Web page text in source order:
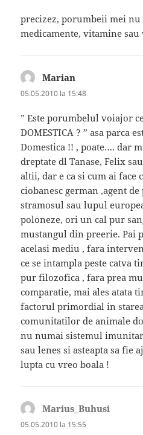
precizez, porumbeii mei
medicamente, vitamine
Marian
05.05.2010 la 15:48
” Este porumbelul voiajor
DOMESTICA ? ” asa parca
Domestica !! , poate…. dar
dreptate dl Tanase, Felix
altii, dar e ca si cum ai face
ciobanesc german ,agent
stramosul sau lupul
poloneze, ori un cal pur
mustangul din preerie. Pai
acelasi mediu , fara
ce se intampla peste catva
pur filozofica , fara prea
comparatie, mai ales atata
factorul primordial in starea
comunitatilor de animale
nu numai sistemul
sau lenes si asteapta sa fie
lupta cu vreo boala !
Marius_Buhusi
05.05.2010 la 15:55